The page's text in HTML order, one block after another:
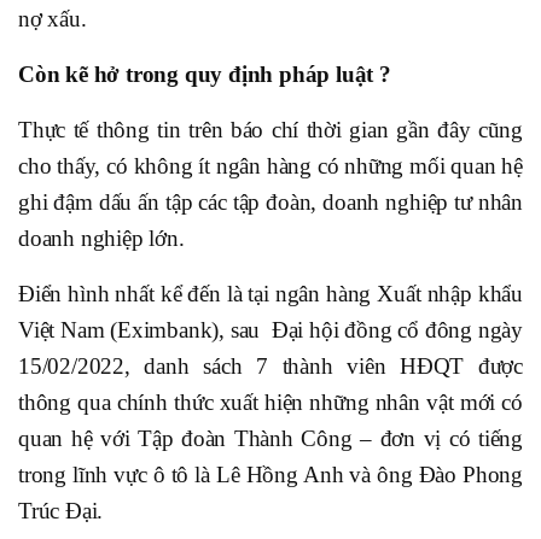
nợ xấu.
Còn kẽ hở trong quy định pháp luật ?
Thực tế thông tin trên báo chí thời gian gần đây cũng
cho thấy, có không ít ngân hàng có những mối quan hệ
ghi đậm dấu ấn tập các tập đoàn, doanh nghiệp tư nhân
doanh nghiệp lớn.
Điển hình nhất kể đến là tại ngân hàng Xuất nhập khẩu
Việt Nam (Eximbank), sau Đại hội đồng cổ đông ngày
15/02/2022, danh sách 7 thành viên HĐQT được
thông qua chính thức xuất hiện những nhân vật mới có
quan hệ với Tập đoàn Thành Công – đơn vị có tiếng
trong lĩnh vực ô tô là Lê Hồng Anh và ông Đào Phong
Trúc Đại.